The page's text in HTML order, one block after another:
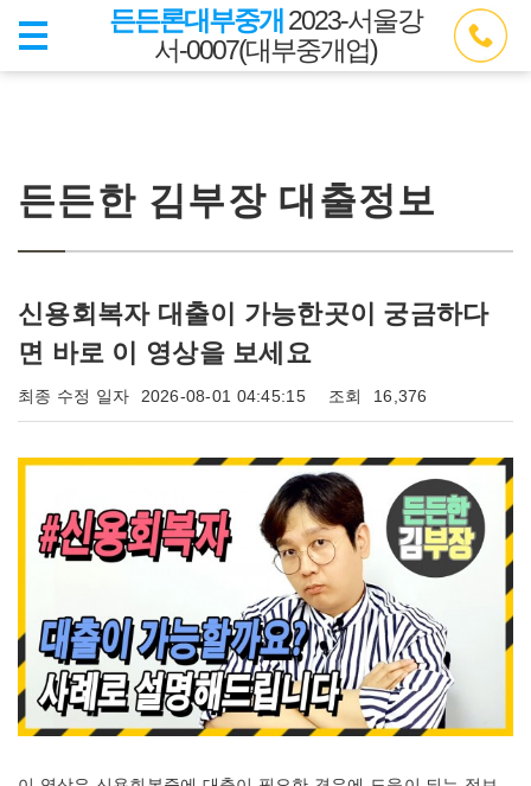
든든론대부중개 2023-서울강
서-0007(대부중개업)
든든한 김부장 대출정보
신용회복자 대출이 가능한곳이 궁금하다
면 바로 이 영상을 보세요
최종 수정 일자 2026-08-01 04:45:15 조회 16,376